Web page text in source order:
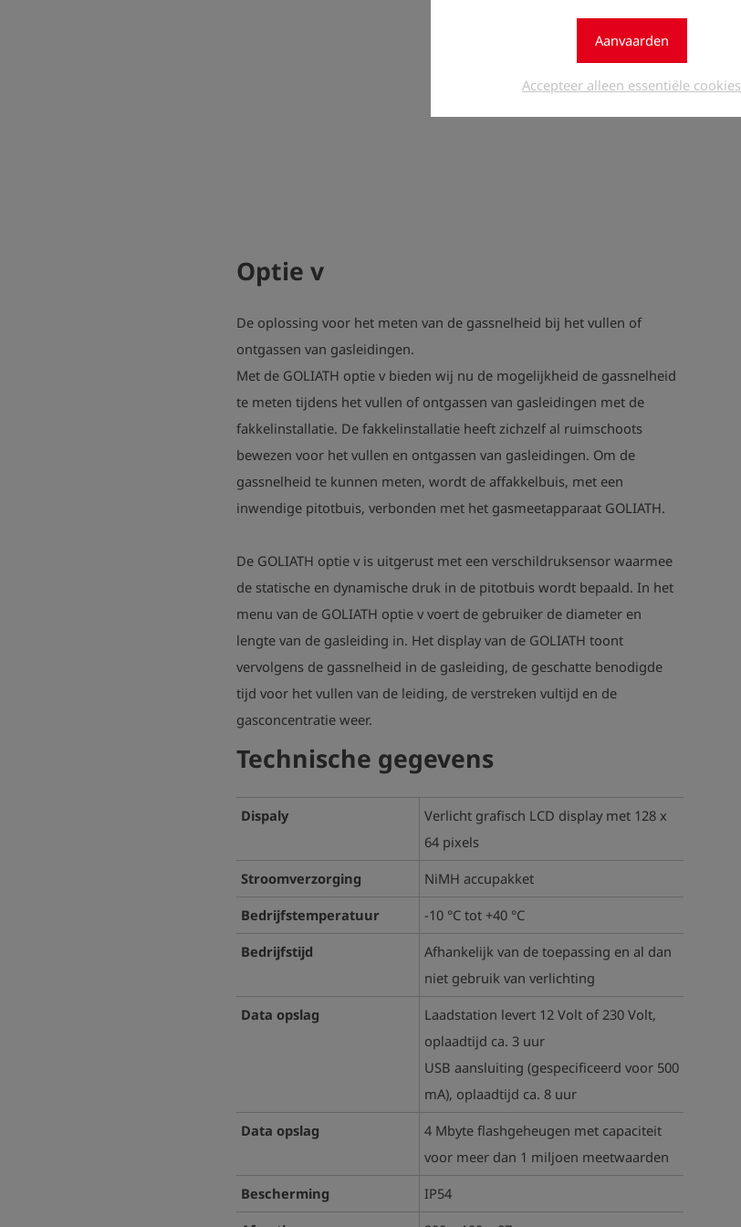
Aanvaarden
Accepteer alleen essentiële cookies
Optie v
De oplossing voor het meten van de gassnelheid bij het vullen of
ontgassen van gasleidingen.
Met de GOLIATH optie v bieden wij nu de mogelijkheid de gassnelheid
te meten tijdens het vullen of ontgassen van gasleidingen met de
fakkelinstallatie. De fakkelinstallatie heeft zichzelf al ruimschoots
bewezen voor het vullen en ontgassen van gasleidingen. Om de
gassnelheid te kunnen meten, wordt de affakkelbuis, met een
inwendige pitotbuis, verbonden met het gasmeetapparaat GOLIATH.
De GOLIATH optie v is uitgerust met een verschildruksensor waarmee
de statische en dynamische druk in de pitotbuis wordt bepaald. In het
menu van de GOLIATH optie v voert de gebruiker de diameter en
lengte van de gasleiding in. Het display van de GOLIATH toont
vervolgens de gassnelheid in de gasleiding, de geschatte benodigde
tijd voor het vullen van de leiding, de verstreken vultijd en de
gasconcentratie weer.
Technische gegevens
Dispaly
Verlicht grafisch LCD display met 128 x
64 pixels
Stroomverzorging
NiMH accupakket
Bedrijfstemperatuur
-10 °C tot +40 °C
Bedrijfstijd
Afhankelijk van de toepassing en al dan
niet gebruik van verlichting
Data opslag
Laadstation levert 12 Volt of 230 Volt,
oplaadtijd ca. 3 uur
USB aansluiting (gespecificeerd voor 500
mA), oplaadtijd ca. 8 uur
Data opslag
4 Mbyte flashgeheugen met capaciteit
voor meer dan 1 miljoen meetwaarden
Bescherming
IP54